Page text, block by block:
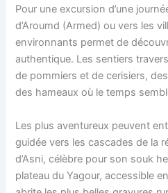
Pour une excursion d’une
d’Aroumd (Armed) ou vers les
environnants permet de
authentique. Les sentiers
de pommiers et de cerisiers,
des hameaux où le temps
Les plus aventureux peuvent
guidée vers les cascades de la
d’Asni, célèbre pour son souk
plateau du Yagour, accessible